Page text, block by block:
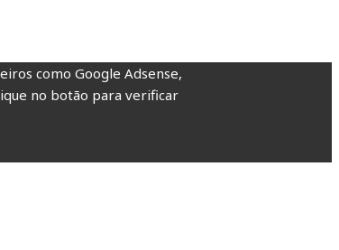
como Google Adsense,
no botão para verificar